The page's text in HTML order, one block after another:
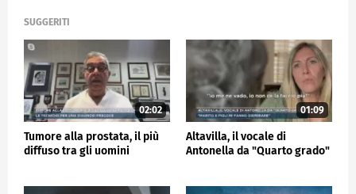
SUGGERITI
02:02
Tumore alla prostata, il più
diffuso tra gli uomini
01:09
Altavilla, il vocale di
Antonella da "Quarto grado"